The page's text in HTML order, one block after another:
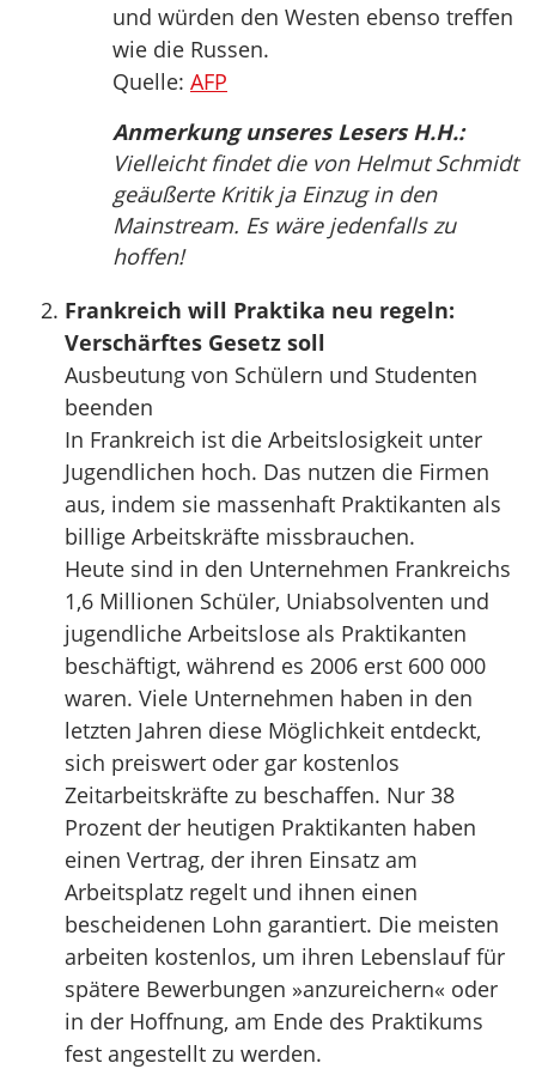
und würden den Westen ebenso treffen
wie die Russen.
Quelle: AFP
Anmerkung unseres Lesers H.H.:
Vielleicht findet die von Helmut Schmidt
geäußerte Kritik ja Einzug in den
Mainstream. Es wäre jedenfalls zu
hoffen!
Frankreich will Praktika neu regeln:
Verschärftes Gesetz soll
Ausbeutung von Schülern und Studenten
beenden
In Frankreich ist die Arbeitslosigkeit unter
Jugendlichen hoch. Das nutzen die Firmen
aus, indem sie massenhaft Praktikanten als
billige Arbeitskräfte missbrauchen.
Heute sind in den Unternehmen Frankreichs
1,6 Millionen Schüler, Uniabsolventen und
jugendliche Arbeitslose als Praktikanten
beschäftigt, während es 2006 erst 600 000
waren. Viele Unternehmen haben in den
letzten Jahren diese Möglichkeit entdeckt,
sich preiswert oder gar kostenlos
Zeitarbeitskräfte zu beschaffen. Nur 38
Prozent der heutigen Praktikanten haben
einen Vertrag, der ihren Einsatz am
Arbeitsplatz regelt und ihnen einen
bescheidenen Lohn garantiert. Die meisten
arbeiten kostenlos, um ihren Lebenslauf für
spätere Bewerbungen »anzureichern« oder
in der Hoffnung, am Ende des Praktikums
fest angestellt zu werden.